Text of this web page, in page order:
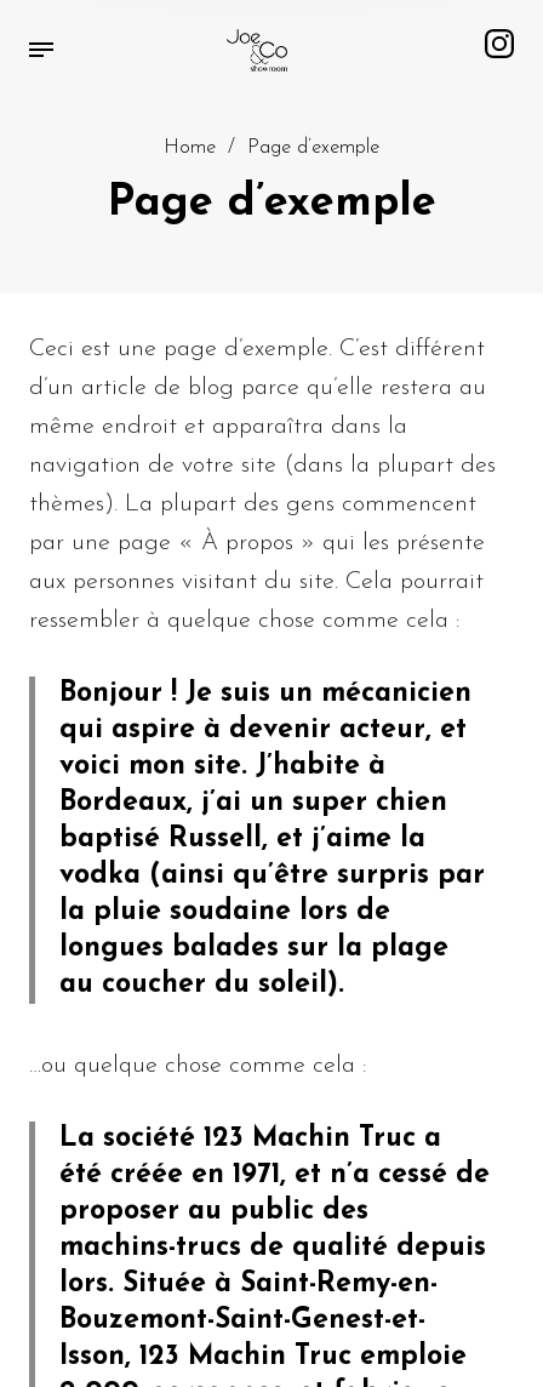
Home / Page d’exemple
Page d’exemple
Ceci est une page d’exemple. C’est différent
d’un article de blog parce qu’elle restera au
même endroit et apparaîtra dans la
navigation de votre site (dans la plupart des
thèmes). La plupart des gens commencent
par une page « À propos » qui les présente
aux personnes visitant du site. Cela pourrait
ressembler à quelque chose comme cela :
Bonjour ! Je suis un mécanicien
qui aspire à devenir acteur, et
voici mon site. J’habite à
Bordeaux, j’ai un super chien
baptisé Russell, et j’aime la
vodka (ainsi qu’être surpris par
la pluie soudaine lors de
longues balades sur la plage
au coucher du soleil).
…ou quelque chose comme cela :
La société 123 Machin Truc a
été créée en 1971, et n’a cessé de
proposer au public des
machins-trucs de qualité depuis
lors. Située à Saint-Remy-en-
Bouzemont-Saint-Genest-et-
Isson, 123 Machin Truc emploie